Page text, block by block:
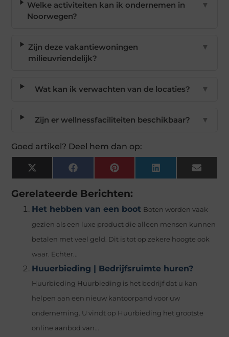
Welke activiteiten kan ik ondernemen in
Noorwegen?
▼
Zijn deze vakantiewoningen
milieuvriendelijk?
▼
Wat kan ik verwachten van de locaties? ▼
Zijn er wellnessfaciliteiten beschikbaar? ▼
Goed artikel? Deel hem dan op:
X
(Twitter)
FacebookPinterest LinkedIn Email
Gerelateerde Berichten:
Het hebben van een boot Boten worden vaak
gezien als een luxe product die alleen mensen kunnen
betalen met veel geld. Dit is tot op zekere hoogte ook
waar. Echter...
Huuerbieding | Bedrijfsruimte huren?
Huurbieding Huurbieding is het bedrijf dat u kan
helpen aan een nieuw kantoorpand voor uw
onderneming. U vindt op Huurbieding het grootste
online aanbod van...